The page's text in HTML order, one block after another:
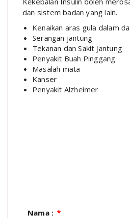
dan sistem badan yang lain.
Kenaikan aras gula dalam
Serangan jantung
Tekanan dan Sakit Jantung
Penyakit Buah Pinggang
Masalah mata
Kanser
Penyakit Alzheimer
Nama :